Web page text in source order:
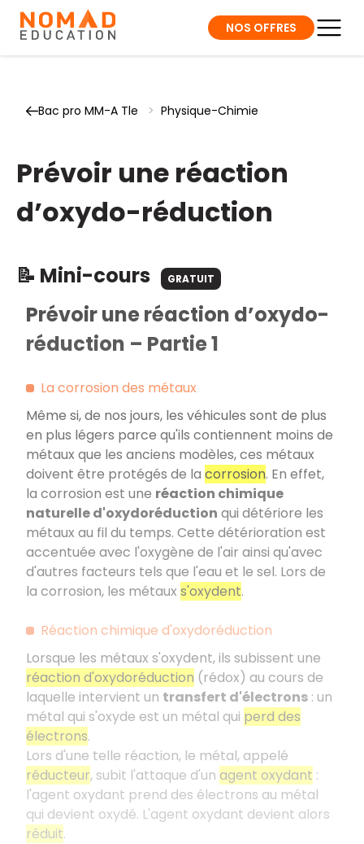
NOS OFFRES
Bac pro MM-A Tle > Physique-Chimie
Prévoir une réaction
d’oxydo-réduction
📝 Mini-cours GRATUIT
Prévoir une réaction d’oxydo-
réduction – Partie 1
La corrosion des métaux
Même si, de nos jours, les véhicules sont de plus
en plus légers parce qu'ils contiennent moins de
métaux que les anciens modèles, ces métaux
doivent être protégés de la corrosion. En effet,
la corrosion est une réaction chimique
naturelle d'oxydoréduction qui détériore les
métaux au fil du temps. Cette détérioration est
accentuée avec l'oxygène de l'air ainsi qu'avec
d'autres facteurs tels que l'eau et le sel. Lors de
la corrosion, les métaux s'oxydent.
Réaction chimique d'oxydoréduction
Lorsque les métaux s'oxydent, ils subissent une
réaction d'oxydoréduction (rédox) au cours de
laquelle intervient un transfert d'électrons : un
métal qui s'oxyde est un métal qui perd des
électrons.
Lors d'une telle réaction, le métal, appelé
réducteur, subit l'attaque d'un agent oxydant :
l'agent oxydant prend des électrons au métal
qui devient oxydé. L'agent oxydant devient alors
réduit.